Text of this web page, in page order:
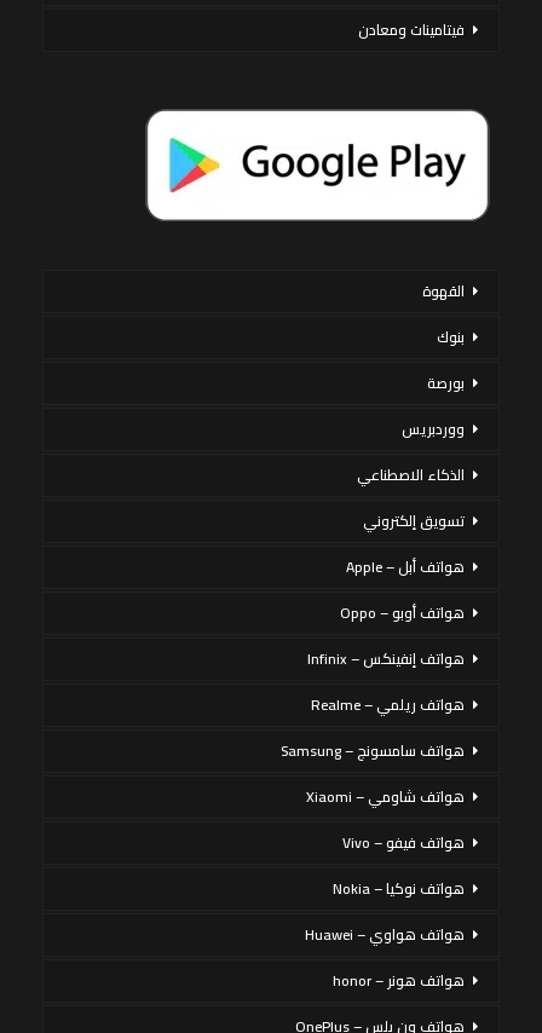
فيتامينات ومعادن
القهوة
بنوك
بورصة
ووردبريس
الذكاء الاصطناعي
تسويق إلكتروني
هواتف أبل – Apple
هواتف أوبو – Oppo
هواتف إنفينكس – Infinix
هواتف ريلمي – Realme
هواتف سامسونج – Samsung
هواتف شاومي – Xiaomi
هواتف فيفو – Vivo
هواتف نوكيا – Nokia
هواتف هواوي – Huawei
هواتف هونر – honor
هواتف ون بلس – OnePlus